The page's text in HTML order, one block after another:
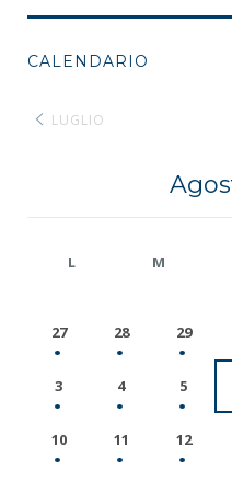
CALENDARIO
LUGLIO
L M
27 28 29
3 4 5
10 11 12